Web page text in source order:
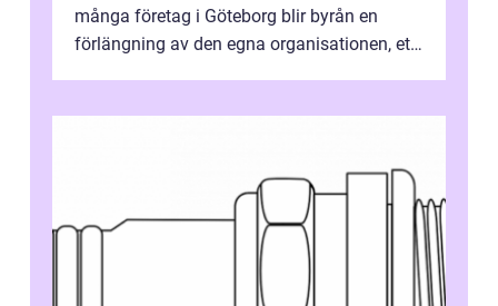
många företag i Göteborg blir byrån en
förlängning av den egna organisationen, ett